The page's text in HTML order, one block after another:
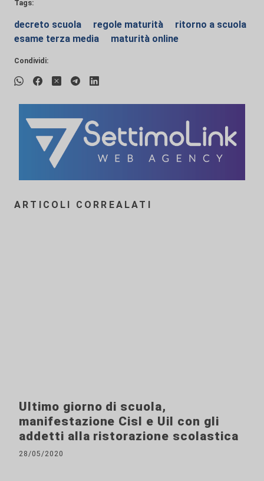
Tags:
decreto scuola regole maturità
ritorno a scuola
esame terza media
maturità online
Condividi:
ARTICOLI CORREALATI
Ultimo giorno di scuola,
manifestazione Cisl e Uil con gli
addetti alla ristorazione scolastica
28/05/2020